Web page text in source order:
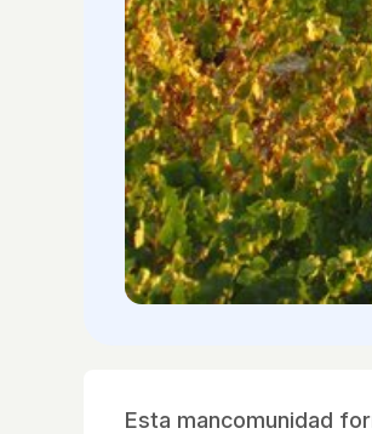
Esta mancomunidad